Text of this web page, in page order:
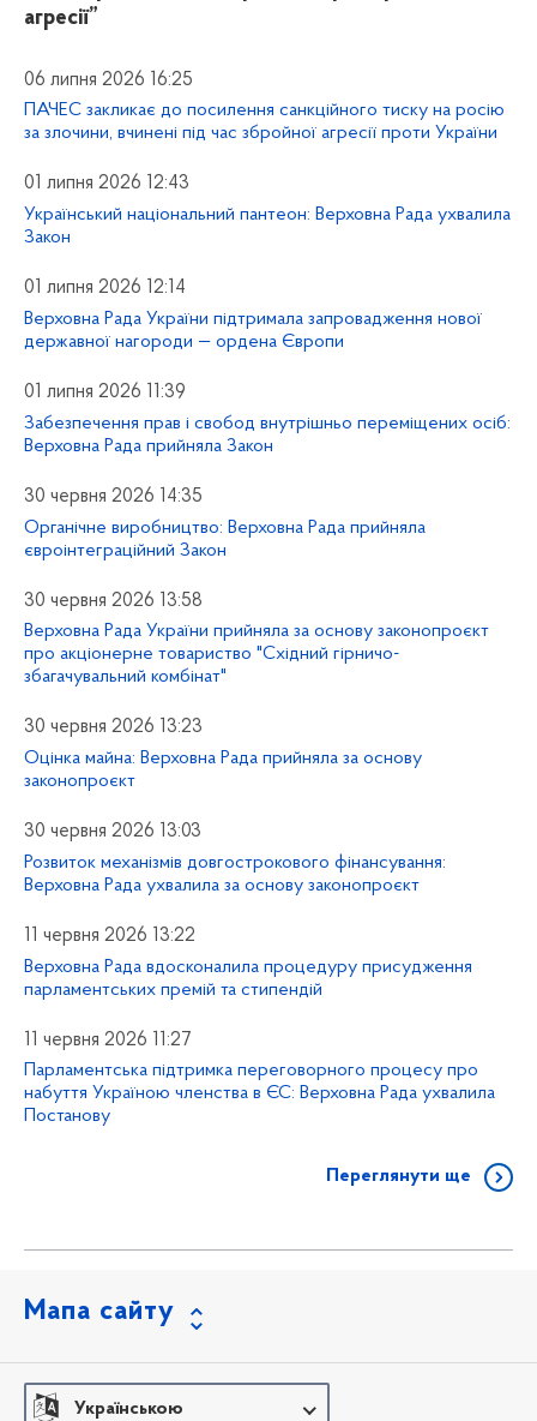
агресії”
06 липня 2026 16:25
ПАЧЕС закликає до посилення санкційного тиску на росію
за злочини, вчинені під час збройної агресії проти України
01 липня 2026 12:43
Український національний пантеон: Верховна Рада ухвалила
Закон
01 липня 2026 12:14
Верховна Рада України підтримала запровадження нової
державної нагороди — ордена Європи
01 липня 2026 11:39
Забезпечення прав і свобод внутрішньо переміщених осіб:
Верховна Рада прийняла Закон
30 червня 2026 14:35
Органічне виробництво: Верховна Рада прийняла
євроінтеграційний Закон
30 червня 2026 13:58
Верховна Рада України прийняла за основу законопроєкт
про акціонерне товариство "Східний гірничо-
збагачувальний комбінат"
30 червня 2026 13:23
Оцінка майна: Верховна Рада прийняла за основу
законопроєкт
30 червня 2026 13:03
Розвиток механізмів довгострокового фінансування:
Верховна Рада ухвалила за основу законопроєкт
11 червня 2026 13:22
Верховна Рада вдосконалила процедуру присудження
парламентських премій та стипендій
11 червня 2026 11:27
Парламентська підтримка переговорного процесу про
набуття Україною членства в ЄС: Верховна Рада ухвалила
Постанову
Переглянути ще
Мапа сайту
Українською